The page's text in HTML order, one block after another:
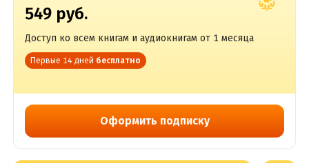
549 руб.
Доступ ко всем книгам и аудиокнигам от 1 месяца
Первые 14 дней бесплатно
Оформить подписку